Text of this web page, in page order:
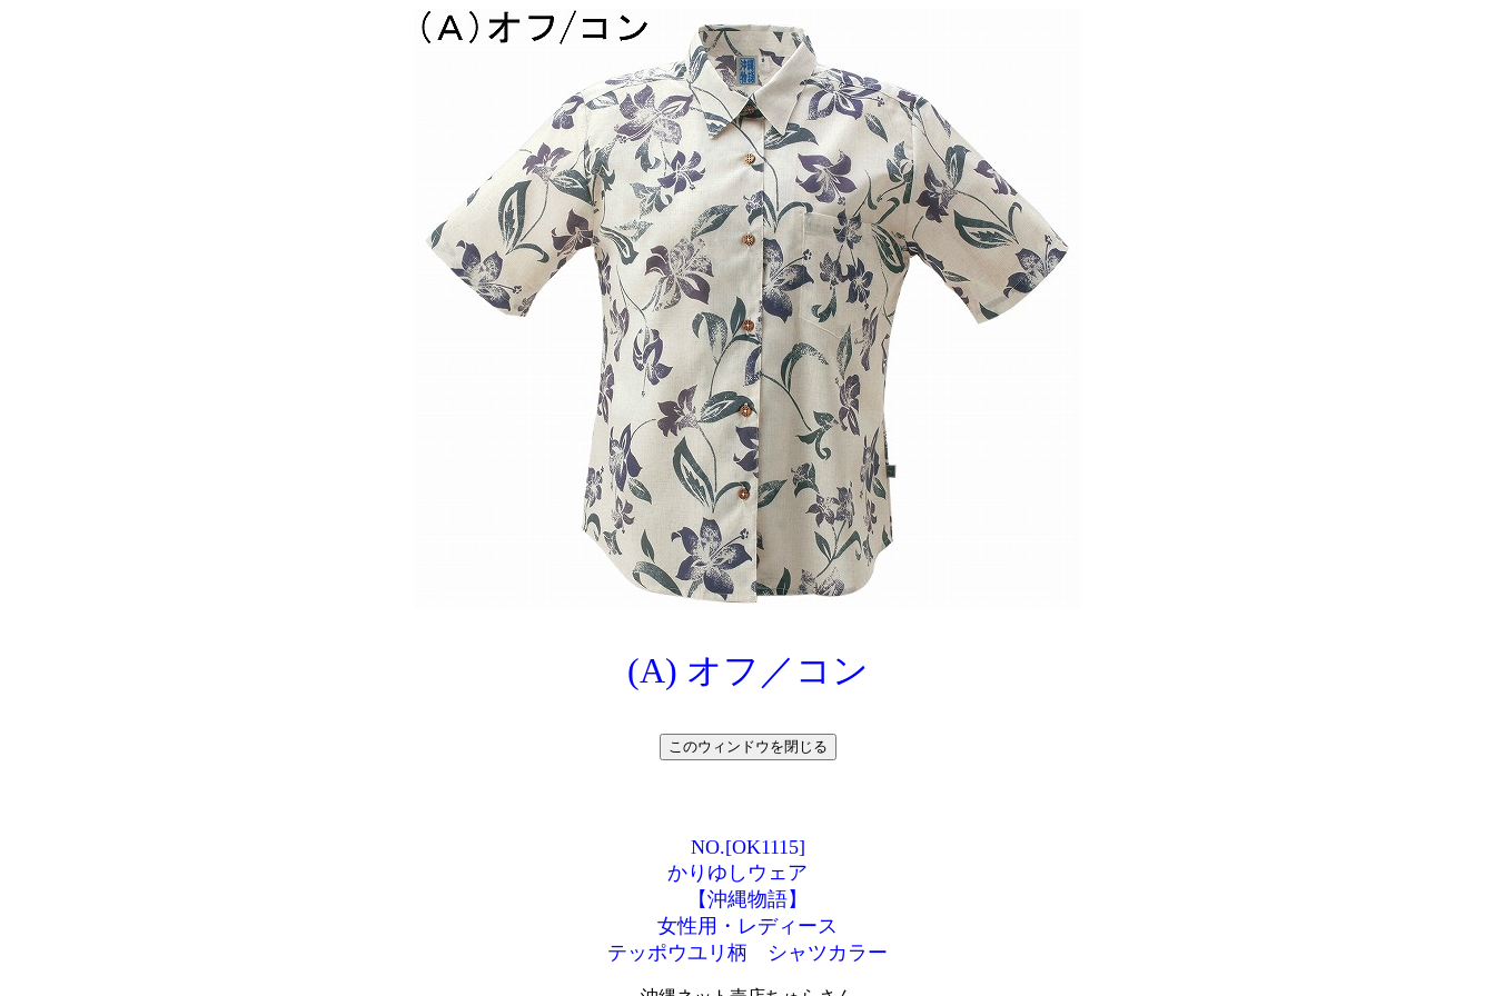
(A) オフ／コン
NO.[OK1115]
かりゆしウェア
【沖縄物語】
女性用・レディース
テッポウユリ柄 シャツカラー